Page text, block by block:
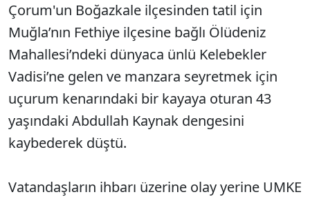
Çorum'un Boğazkale ilçesinden tatil için
Muğla’nın Fethiye ilçesine bağlı Ölüdeniz
Mahallesi’ndeki dünyaca ünlü Kelebekler
Vadisi’ne gelen ve manzara seyretmek için
uçurum kenarındaki bir kayaya oturan 43
yaşındaki Abdullah Kaynak dengesini
kaybederek düştü.
Vatandaşların ihbarı üzerine olay yerine UMKE